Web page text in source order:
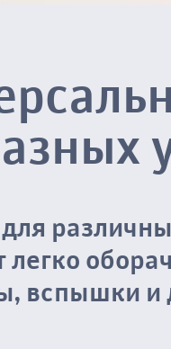
легко
вспышки и